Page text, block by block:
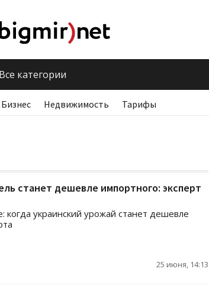
Все категории
Бизнес Недвижимость Тарифы
станет дешевле импортного: эксперт
когда украинский урожай станет дешевле
25 июня, 14:13